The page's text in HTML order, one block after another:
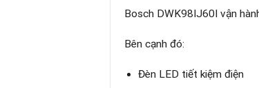
Bosch DWK98IJ60I vận
Bên cạnh đó:
Đèn LED tiết kiệm điện